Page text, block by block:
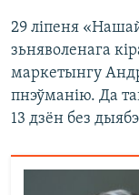
29 ліпеня
зьняволенага
маркетынгу
пнэўманію. Да
13 дзён без